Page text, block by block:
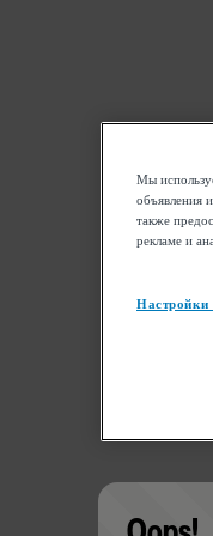
Мы
объявления
также
рекламе и